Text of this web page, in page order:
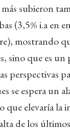
subieron
(3,5% i.a en
mostrando
sino que es un
perspectivas
se espera un
que elevaría la
de los